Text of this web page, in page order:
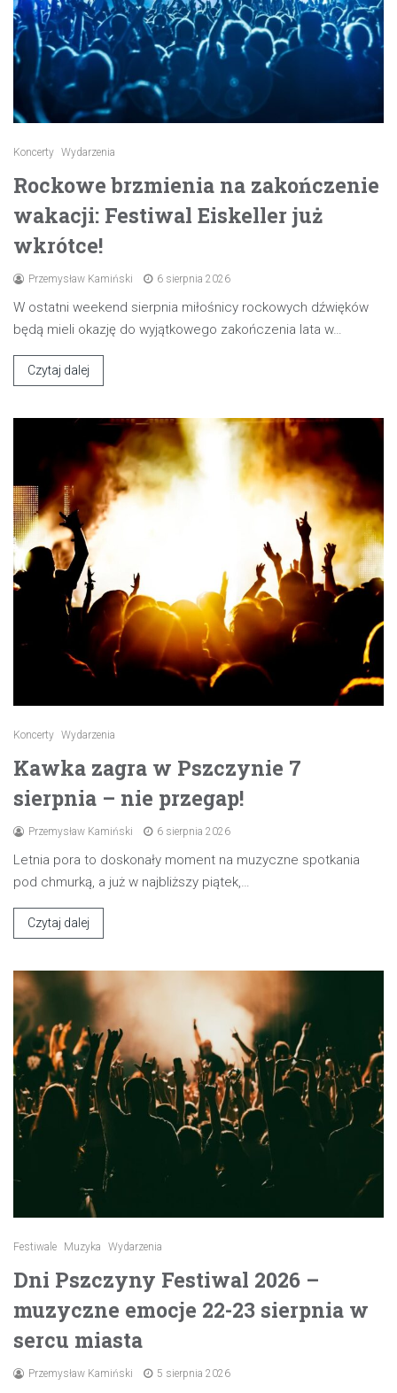
Koncerty Wydarzenia
Rockowe brzmienia na zakończenie
wakacji: Festiwal Eiskeller już
wkrótce!
Przemysław Kamiński 6 sierpnia 2026
W ostatni weekend sierpnia miłośnicy rockowych dźwięków
będą mieli okazję do wyjątkowego zakończenia lata w…
Czytaj dalej
Koncerty Wydarzenia
Kawka zagra w Pszczynie 7
sierpnia – nie przegap!
Przemysław Kamiński 6 sierpnia 2026
Letnia pora to doskonały moment na muzyczne spotkania
pod chmurką, a już w najbliższy piątek,…
Czytaj dalej
Festiwale Muzyka Wydarzenia
Dni Pszczyny Festiwal 2026 –
muzyczne emocje 22-23 sierpnia w
sercu miasta
Przemysław Kamiński 5 sierpnia 2026